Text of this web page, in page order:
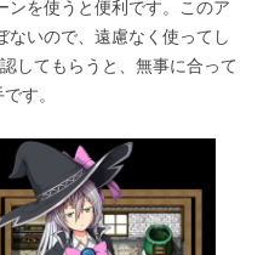
ンを使うと便利です。このア
ないので、遠慮なく使ってし
してもらうと、無事に合って
す。